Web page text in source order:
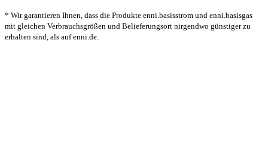
* Wir garantieren Ihnen, dass die Produkte enni.basisstrom und enni.basisgas
mit gleichen Verbrauchsgrößen und Belieferungsort nirgendwo günstiger zu
erhalten sind, als auf enni.de.